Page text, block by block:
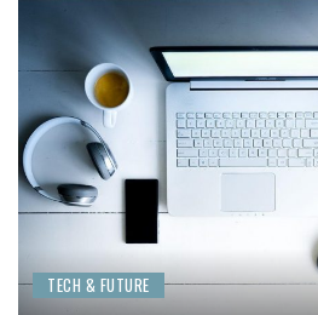
TECH & FUTURE